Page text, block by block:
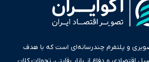
و پلتفرم چندرسانه‌ای است که با هدف